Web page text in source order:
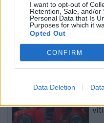
I want to opt-out of
Retention, Sale, and/or
Personal Data that Is
Purposes for which it
Opted Out
CONFIRM
Data Deletion
Zelensky kërkon më
shumë sisteme të
mbrojtjes ajrore: Raketa
që vjen drejt nesh vret
të fundit